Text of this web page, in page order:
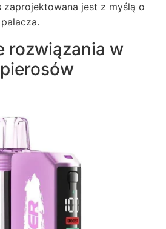
zaprojektowana jest z myślą o
rozwiązania w